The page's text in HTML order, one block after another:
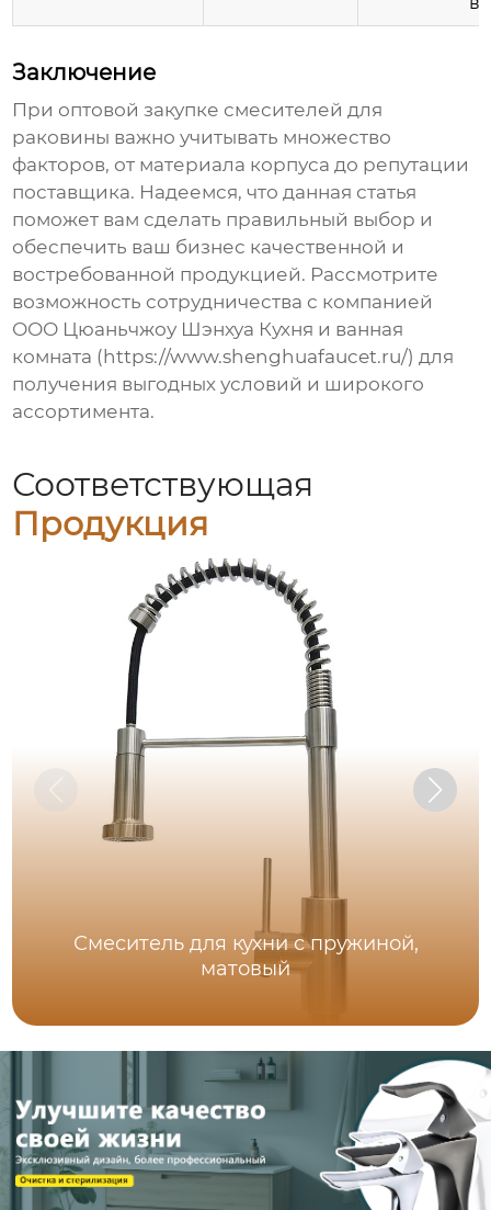
Заключение
При оптовой закупке смесителей для
раковины важно учитывать множество
факторов, от материала корпуса до репутации
поставщика. Надеемся, что данная статья
поможет вам сделать правильный выбор и
обеспечить ваш бизнес качественной и
востребованной продукцией. Рассмотрите
возможность сотрудничества с компанией
ООО Цюаньчжоу Шэнхуа Кухня и ванная
комната ( https://www.shenghuafaucet.ru/) для
получения выгодных условий и широкого
ассортимента.
Соответствующая
Продукция
Смеситель для кухни с пружиной,
матовый